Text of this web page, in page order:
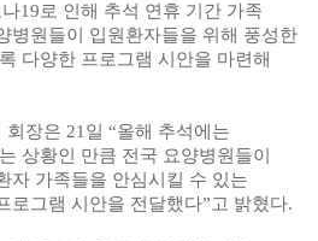
19로 인해 추석 연휴 기간 가족
병원들이 입원환자들을 위해 풍성한
다양한 프로그램 시안을 마련해
회장은 21 일 “올해 추석에는
상황인 만큼 전국 요양병원들이
자 가족들을 안심시킬 수 있는
로그램 시안을 전달했다”고 밝혔다.